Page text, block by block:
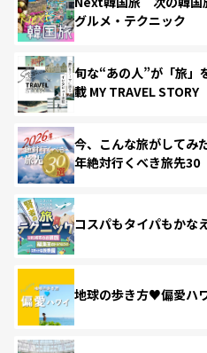
グルメ・テクニック
旬な“あの人”が「旅」
載 MY TRAVEL STORY
今、こんな旅がしてみ
年絶対行くべき旅先30
コスパもタイパもかな
地球の歩き方♥偏愛ハ